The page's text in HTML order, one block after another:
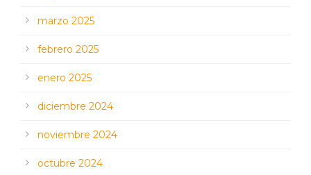
marzo 2025
febrero 2025
enero 2025
diciembre 2024
noviembre 2024
octubre 2024